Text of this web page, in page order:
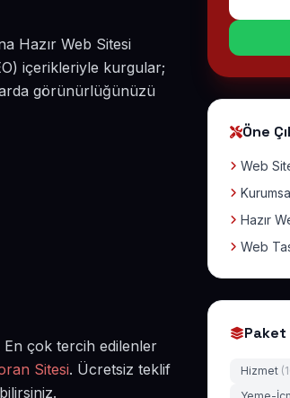
Hazır Web Sitesi
içerikleriyle kurgular;
görünürlüğünüzü
çok tercih edilenler
Sitesi. Ücretsiz teklif
Öne
Web
Hazır
Web
Hizmet